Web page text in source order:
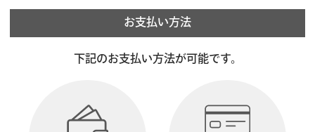
お支払い方法
下記のお支払い方法が可能です。